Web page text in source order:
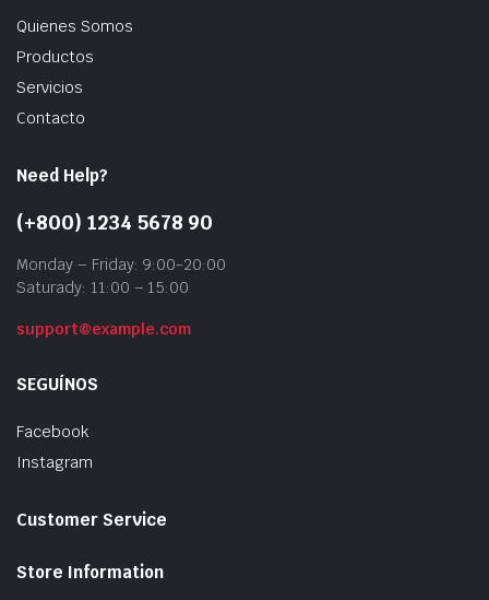
Quienes Somos
Productos
Servicios
Contacto
Need Help?
(+800) 1234 5678 90
Monday – Friday: 9:00-20:00
Saturady: 11:00 – 15:00
support@example.com
SEGUÍNOS
Facebook
Instagram
Customer Service
Store Information